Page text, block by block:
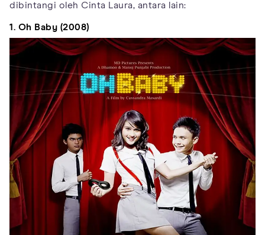
dibintangi oleh Cinta Laura, antara lain:
1. Oh Baby (2008)